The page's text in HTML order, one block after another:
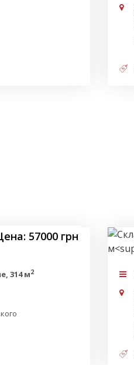
57000 грн
314 м2